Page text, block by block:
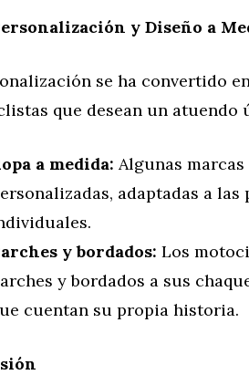
y Diseño a
se ha convertido
que desean un atuendo
a medida: Algunas
adaptadas a
y bordados: Los
y bordados a sus
cuentan su propia historia.